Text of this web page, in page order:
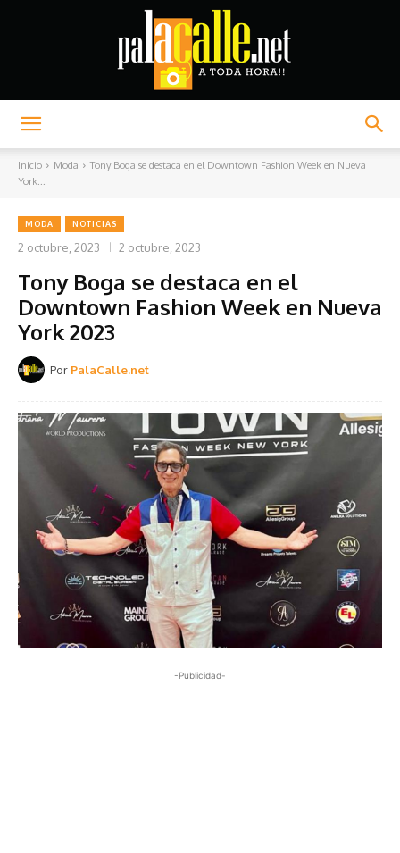
Inicio Moda
Tony Boga se destaca en el Downtown Fashion Week en Nueva
York...
MODA NOTICIAS
2 octubre, 2023 2 octubre, 2023
Tony Boga se destaca en el
Downtown Fashion Week en Nueva
York 2023
Por PalaCalle.net
-Publicidad-